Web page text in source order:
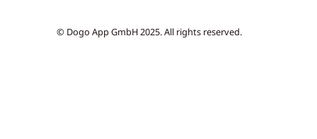
© Dogo App GmbH 2025. All rights reserved.